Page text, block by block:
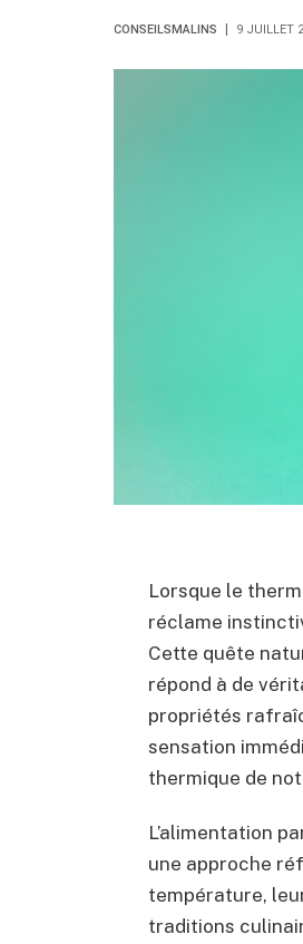
CONSEILSMALINS 9 JUILLET
Lorsque le
réclame
Cette quête
répond à de
propriétés
sensation
thermique de
L’alimentation
une approche
température,
traditions